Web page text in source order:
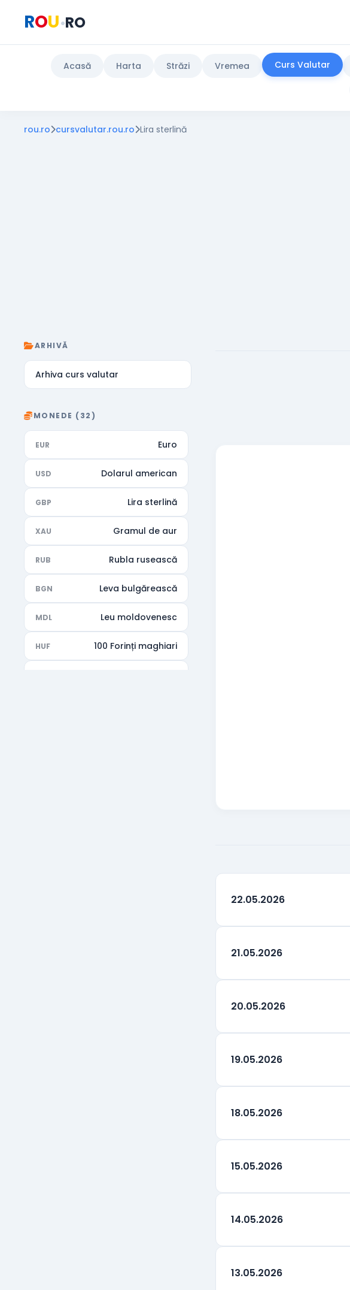
ROU•RO
Acasă Harta Străzi Vremea Curs Valutar
rou.ro cursvalutar.rou.ro Lira sterlină
ARHIVĂ
Arhiva curs valutar
MONEDE (32)
EUR Euro
USD Dolarul american
GBP Lira sterlină
XAU Gramul de aur
RUB Rubla rusească
BGN Leva bulgărească
MDL Leu moldovenesc
HUF 100 Forinți maghiari
22.05.2026
21.05.2026
20.05.2026
19.05.2026
18.05.2026
15.05.2026
14.05.2026
13.05.2026